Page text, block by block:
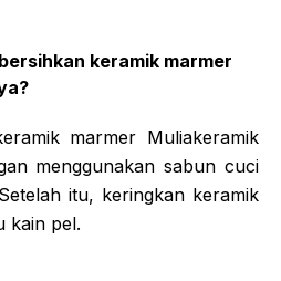
keramik marmer
marmer Muliakeramik
menggunakan sabun cuci
itu, keringkan keramik
kain pel.